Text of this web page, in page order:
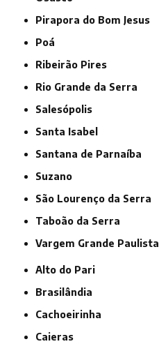
Pirapora do Bom Jesus
Poá
Ribeirão Pires
Rio Grande da Serra
Salesópolis
Santa Isabel
Santana de Parnaíba
Suzano
São Lourenço da Serra
Taboão da Serra
Vargem Grande Paulista
Alto do Pari
Brasilândia
Cachoeirinha
Caieras